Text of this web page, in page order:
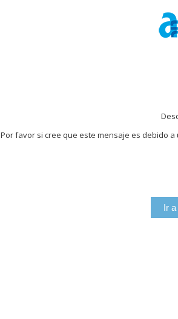
Por favor si cree que este mensaje es debido